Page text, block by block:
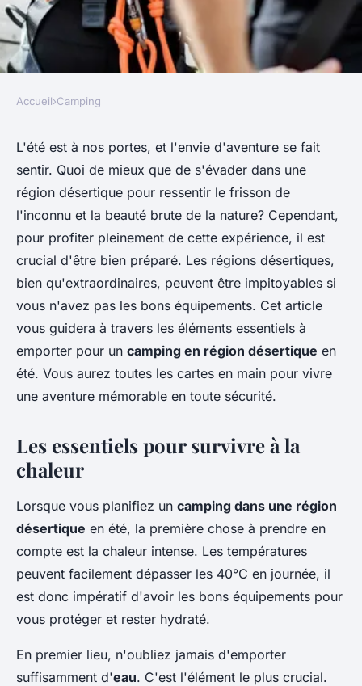
CAMPING
Quels sont les équipements
indispensables pour un
camping en région désertique
en été?
Livia•30 juin 2024•5 min de lecture
Accueil›Camping
L'été est à nos portes, et l'envie d'aventure se fait
sentir. Quoi de mieux que de s'évader dans une
région désertique pour ressentir le frisson de
l'inconnu et la beauté brute de la nature? Cependant,
pour profiter pleinement de cette expérience, il est
crucial d'être bien préparé. Les régions désertiques,
bien qu'extraordinaires, peuvent être impitoyables si
vous n'avez pas les bons équipements. Cet article
vous guidera à travers les éléments essentiels à
emporter pour un camping en région désertique en
été. Vous aurez toutes les cartes en main pour vivre
une aventure mémorable en toute sécurité.
Les essentiels pour survivre à la
chaleur
Lorsque vous planifiez un camping dans une région
désertique en été, la première chose à prendre en
compte est la chaleur intense. Les températures
peuvent facilement dépasser les 40°C en journée, il
est donc impératif d'avoir les bons équipements pour
vous protéger et rester hydraté.
En premier lieu, n'oubliez jamais d'emporter
suffisamment d'eau. C'est l'élément le plus crucial.